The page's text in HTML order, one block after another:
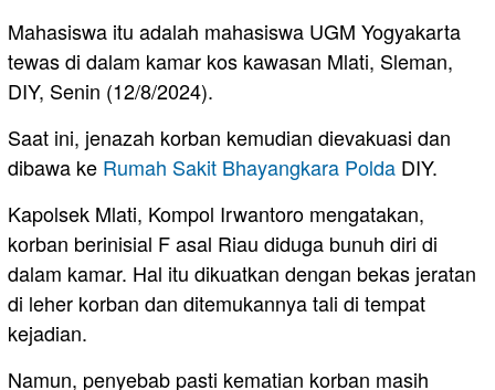
Mahasiswa itu adalah mahasiswa UGM Yogyakarta
tewas di dalam kamar kos kawasan Mlati, Sleman,
DIY, Senin (12/8/2024).
Saat ini, jenazah korban kemudian dievakuasi dan
dibawa ke Rumah Sakit Bhayangkara Polda DIY.
Kapolsek Mlati, Kompol Irwantoro mengatakan,
korban berinisial F asal Riau diduga bunuh diri di
dalam kamar. Hal itu dikuatkan dengan bekas jeratan
di leher korban dan ditemukannya tali di tempat
kejadian.
Namun, penyebab pasti kematian korban masih